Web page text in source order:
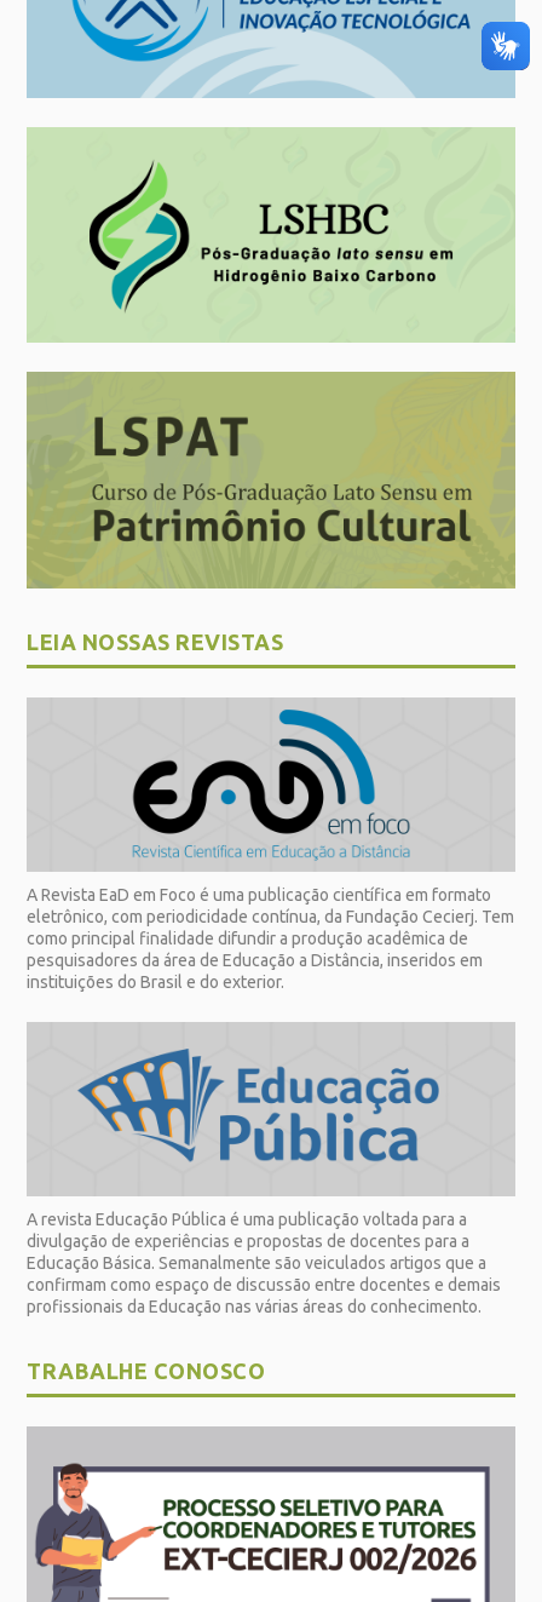
LEIA NOSSAS REVISTAS
A Revista EaD em Foco é uma publicação científica em formato
eletrônico, com periodicidade contínua, da Fundação Cecierj. Tem
como principal finalidade difundir a produção acadêmica de
pesquisadores da área de Educação a Distância, inseridos em
instituições do Brasil e do exterior.
A revista Educação Pública é uma publicação voltada para a
divulgação de experiências e propostas de docentes para a
Educação Básica. Semanalmente são veiculados artigos que a
confirmam como espaço de discussão entre docentes e demais
profissionais da Educação nas várias áreas do conhecimento.
TRABALHE CONOSCO